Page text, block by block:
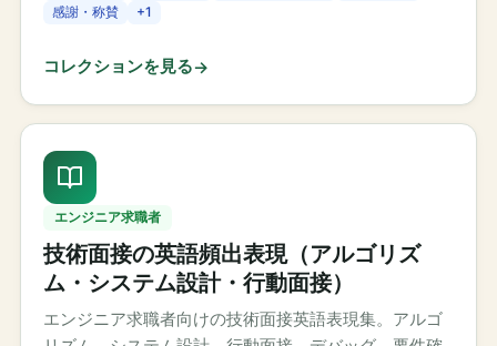
感謝・称賛
+1
コレクションを見る→
エンジニア求職者
技術面接の英語頻出表現（アルゴリズ
ム・システム設計・行動面接）
エンジニア求職者向けの技術面接英語表現集。アルゴ